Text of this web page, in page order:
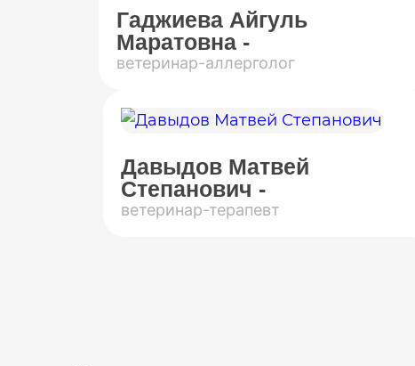
Гаджиева Айгуль
Маратовна -
ветеринар-аллерголог
Давыдов Матвей
Степанович -
ветеринар-терапевт